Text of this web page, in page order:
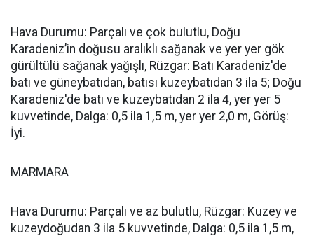
Hava Durumu: Parçalı ve çok bulutlu, Doğu
Karadeniz’in doğusu aralıklı sağanak ve yer yer gök
gürültülü sağanak yağışlı, Rüzgar: Batı Karadeniz'de
batı ve güneybatıdan, batısı kuzeybatıdan 3 ila 5; Doğu
Karadeniz'de batı ve kuzeybatıdan 2 ila 4, yer yer 5
kuvvetinde, Dalga: 0,5 ila 1,5 m, yer yer 2,0 m, Görüş:
İyi.
MARMARA
Hava Durumu: Parçalı ve az bulutlu, Rüzgar: Kuzey ve
kuzeydoğudan 3 ila 5 kuvvetinde, Dalga: 0,5 ila 1,5 m,